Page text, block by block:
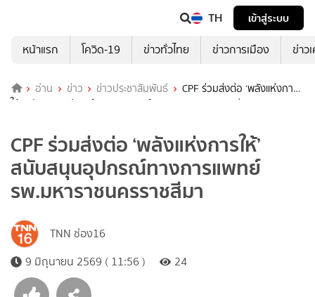
TH
เข้าสู่ระบบ
หน้าแรก
โควิด-19 ข่าวทั่วไทย ข่าวการเมือง ข่าว
อ่าน ข่าว ข่าวประชาสัมพันธ์
CPF ร่วมส่งต่อ ‘พลังแห่งการ
ให้’ สนับสนุนอุปกรณ์ทางการแพทย์ รพ.มหาราชนครราชสีมา
CPF ร่วมส่งต่อ ‘พลังแห่งการให้’
สนับสนุนอุปกรณ์ทางการแพทย์
รพ.มหาราชนครราชสีมา
TNN ช่อง16
9 มิถุนายน 2569 ( 11:56 )
24